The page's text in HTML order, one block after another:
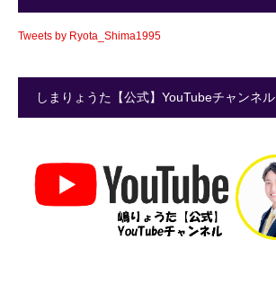
Tweets by Ryota_Shima1995
しまりょうた【公式】YouTubeチャンネル